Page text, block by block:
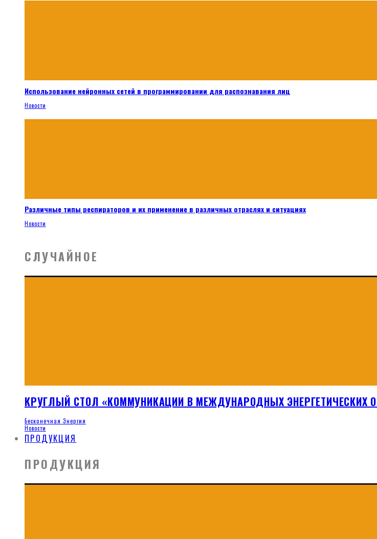
Использование нейронных сетей в программировании для распознавания лиц
Новости
Различные типы респираторов и их применение в различных отраслях и ситуациях
Новости
СЛУЧАЙНОЕ
КРУГЛЫЙ СТОЛ «КОММУНИКАЦИИ В МЕЖДУНАРОДНЫХ ЭНЕРГЕТИЧЕСКИХ
Бесконечная Энергия
Новости
ПРОДУКЦИЯ
ПРОДУКЦИЯ